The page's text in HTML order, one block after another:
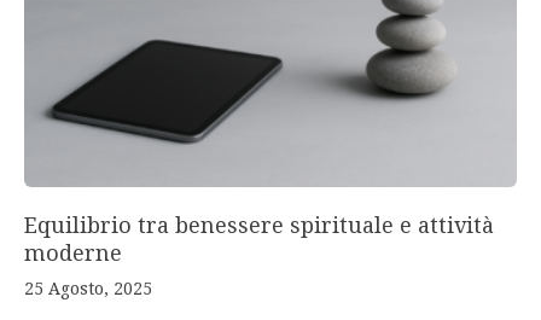
Equilibrio tra benessere spirituale e attività
moderne
25 Agosto, 2025